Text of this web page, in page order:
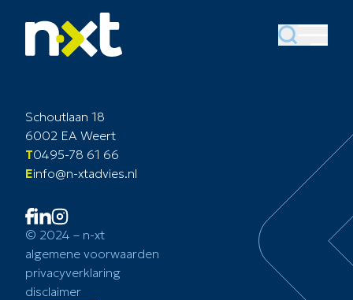
Schoutlaan 18
6002 EA Weert
T0495-78 61 66
Einfo@n-xtadvies.nl
© 2024 – n-xt
algemene voorwaarden
privacyverklaring
disclaimer